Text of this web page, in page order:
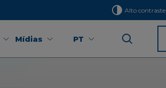
Alto contraste
Mídias PT Início